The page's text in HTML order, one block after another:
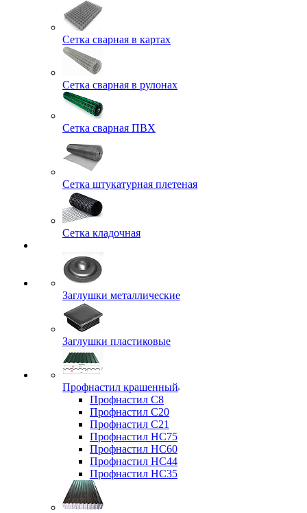
Сетка сварная в картах
Сетка сварная в рулонах
Сетка сварная ПВХ
Сетка штукатурная плетеная
Сетка кладочная
Заглушки металлические
Заглушки пластиковые
Профнастил крашенный
Профнастил С8
Профнастил С20
Профнастил С21
Профнастил НС75
Профнастил НС60
Профнастил НС44
Профнастил НС35